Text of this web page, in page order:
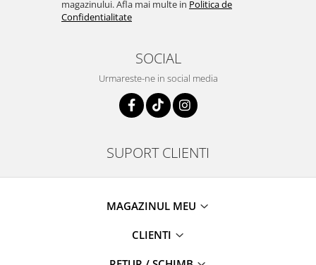
magazinului. Afla mai multe in Politica de
Confidentialitate
SOCIAL
Urmareste-ne in social media
SUPORT CLIENTI
MAGAZINUL MEU
CLIENTI